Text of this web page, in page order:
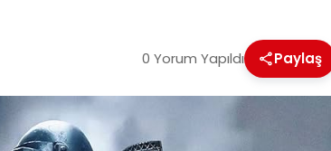
0 Yorum Yapıldı Paylaş